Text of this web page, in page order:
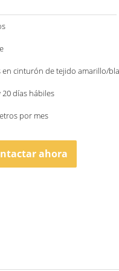
en cinturón de tejido amarillo/
20 días hábiles
por mes
ahora